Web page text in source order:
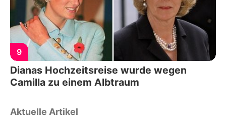
9
Dianas Hochzeitsreise wurde wegen
Camilla zu einem Albtraum
Aktuelle Artikel